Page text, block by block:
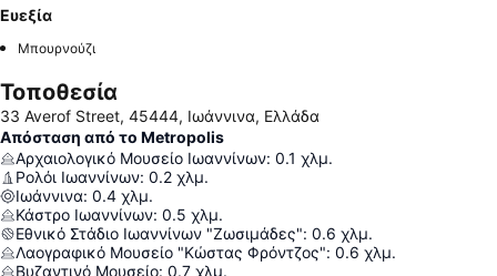
Ευεξία
Μπουρνούζι
Τοποθεσία
33 Averof Street, 45444, Ιωάννινα, Ελλάδα
Απόσταση από το Metropolis
Αρχαιολογικό Μουσείο Ιωαννίνων: 0.1 χλμ.
Ρολόι Ιωαννίνων: 0.2 χλμ.
Ιωάννινα: 0.4 χλμ.
Κάστρο Ιωαννίνων: 0.5 χλμ.
Εθνικό Στάδιο Ιωαννίνων "Ζωσιμάδες": 0.6 χλμ.
Λαογραφικό Μουσείο "Κώστας Φρόντζος": 0.6 χλμ.
Βυζαντινό Μουσείο: 0.7 χλμ.